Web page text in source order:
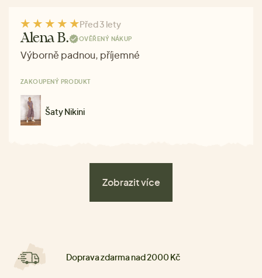
Před 3 lety
Alena B. OVĚŘENÝ NÁKUP
Výborně padnou, příjemné
ZAKOUPENÝ PRODUKT
Šaty Nikini
Zobrazit více
Doprava zdarma nad 2000 Kč